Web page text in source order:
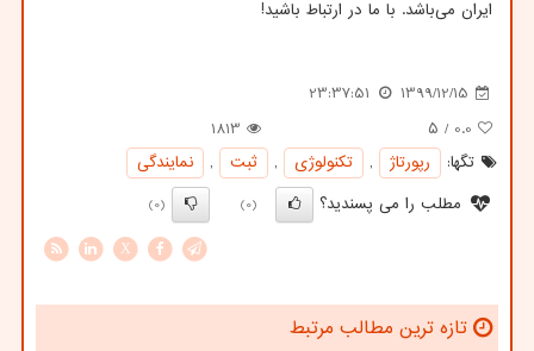
ایران می‌باشد. با ما در ارتباط باشید!
1399/12/15
23:37:51
0.0 / ۵
1813
تگها:
رپورتاژ , تكنولوژی , ثبت ,
نمایندگی
مطلب را می پسندید؟
(0)
(0)
X
تازه ترین مطالب مرتبط